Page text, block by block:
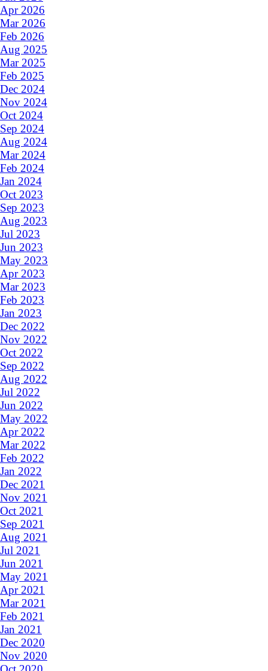
Apr 2026
Mar 2026
Feb 2026
Aug 2025
Mar 2025
Feb 2025
Dec 2024
Nov 2024
Oct 2024
Sep 2024
Aug 2024
Mar 2024
Feb 2024
Jan 2024
Oct 2023
Sep 2023
Aug 2023
Jul 2023
Jun 2023
May 2023
Apr 2023
Mar 2023
Feb 2023
Jan 2023
Dec 2022
Nov 2022
Oct 2022
Sep 2022
Aug 2022
Jul 2022
Jun 2022
May 2022
Apr 2022
Mar 2022
Feb 2022
Jan 2022
Dec 2021
Nov 2021
Oct 2021
Sep 2021
Aug 2021
Jul 2021
Jun 2021
May 2021
Apr 2021
Mar 2021
Feb 2021
Jan 2021
Dec 2020
Nov 2020